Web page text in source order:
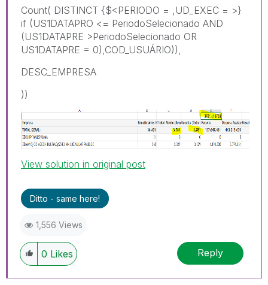
Count( DISTINCT {$<PERIODO = ,UD_EXEC = >}
if (US1DATAPRO <= PeriodoSelecionado AND
(US1DATAPRE >PeriodoSelecionado OR
US1DATAPRE = 0),COD_USUÁRIO)),
DESC_EMPRESA
))
View solution in original post
Ditto - same here!
1,556 Views
0 Likes Reply